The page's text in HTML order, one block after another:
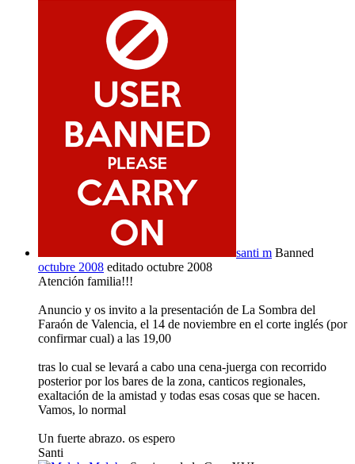
santi m Banned
octubre 2008 editado octubre 2008
Atención familia!!!
Anuncio y os invito a la presentación de La Sombra del
Faraón de Valencia, el 14 de noviembre en el corte inglés (por
confirmar cual) a las 19,00
tras lo cual se levará a cabo una cena-juerga con recorrido
posterior por los bares de la zona, canticos regionales,
exaltación de la amistad y todas esas cosas que se hacen.
Vamos, lo normal
Un fuerte abrazo. os espero
Santi